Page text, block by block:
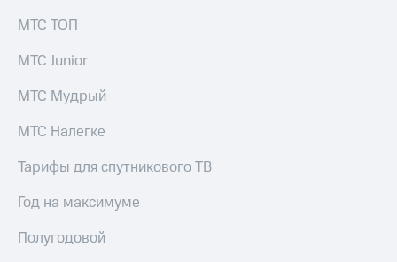
МТС ТОП
МТС Junior
МТС Мудрый
МТС Налегке
Тарифы для спутникового ТВ
Год на максимуме
Полугодовой